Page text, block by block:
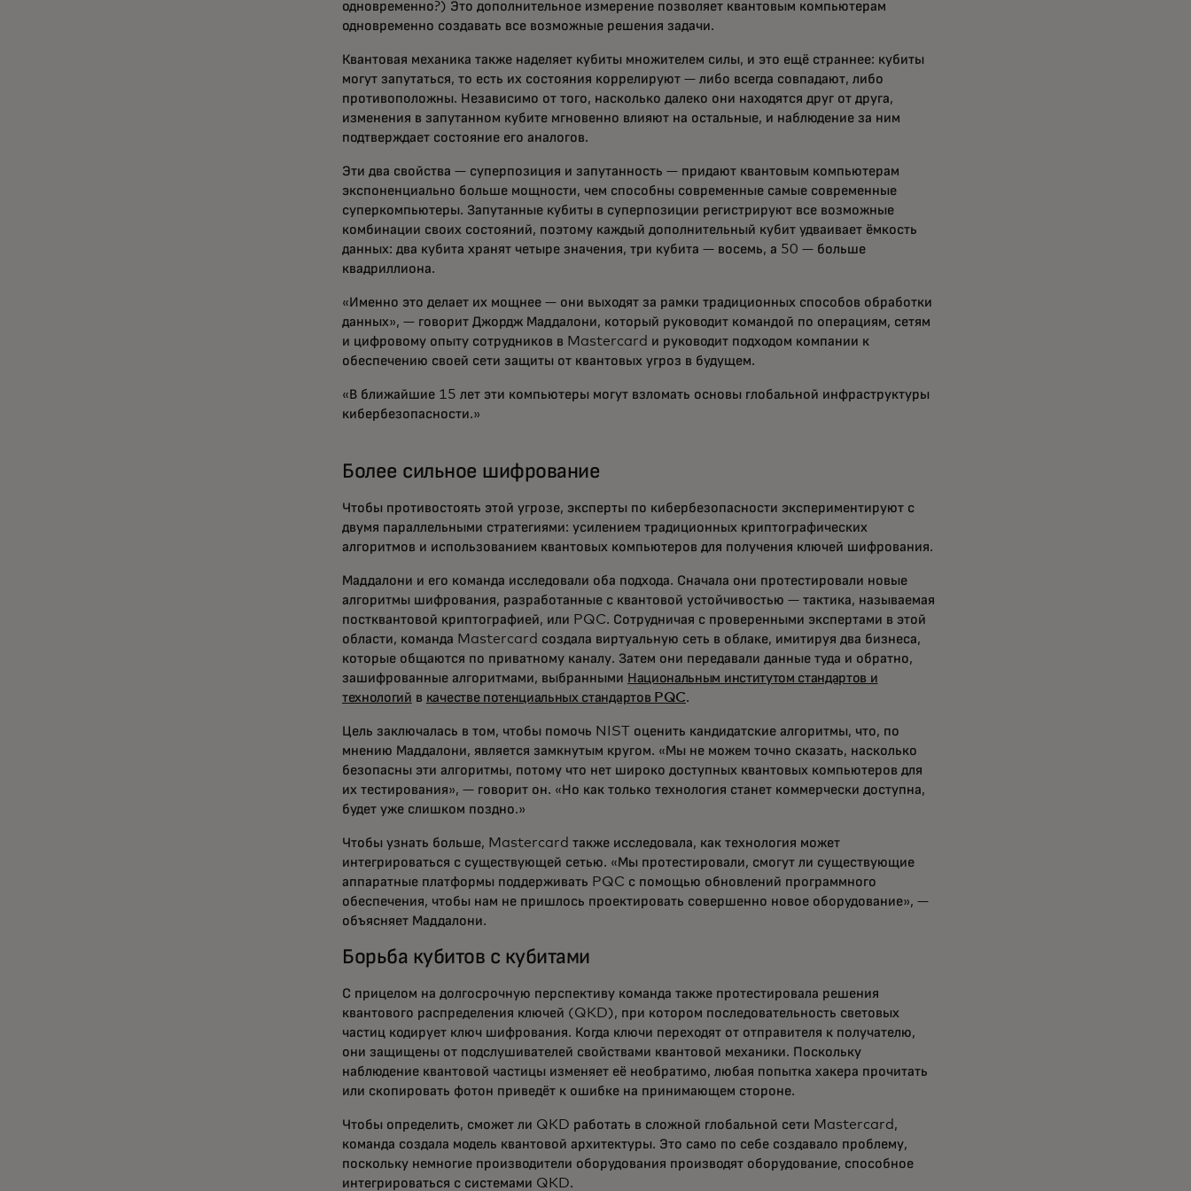
одновременно?) Это дополнительное измерение позволяет квантовым компьютерам
одновременно создавать все возможные решения задачи.
Квантовая механика также наделяет кубиты множителем силы, и это ещё страннее: кубиты
могут запутаться, то есть их состояния коррелируют — либо всегда совпадают, либо
противоположны. Независимо от того, насколько далеко они находятся друг от друга,
изменения в запутанном кубите мгновенно влияют на остальные, и наблюдение за ним
подтверждает состояние его аналогов.
Эти два свойства — суперпозиция и запутанность — придают квантовым компьютерам
экспоненциально больше мощности, чем способны современные самые современные
суперкомпьютеры. Запутанные кубиты в суперпозиции регистрируют все возможные
комбинации своих состояний, поэтому каждый дополнительный кубит удваивает ёмкость
данных: два кубита хранят четыре значения, три кубита — восемь, а 50 — больше
квадриллиона.
«Именно это делает их мощнее — они выходят за рамки традиционных способов обработки
данных», — говорит Джордж Маддалони, который руководит командой по операциям, сетям
и цифровому опыту сотрудников в Mastercard и руководит подходом компании к
обеспечению своей сети защиты от квантовых угроз в будущем.
«В ближайшие 15 лет эти компьютеры могут взломать основы глобальной инфраструктуры
кибербезопасности.»
Более сильное шифрование
Чтобы противостоять этой угрозе, эксперты по кибербезопасности экспериментируют с
двумя параллельными стратегиями: усилением традиционных криптографических
алгоритмов и использованием квантовых компьютеров для получения ключей шифрования.
Маддалони и его команда исследовали оба подхода. Сначала они протестировали новые
алгоритмы шифрования, разработанные с квантовой устойчивостью — тактика, называемая
постквантовой криптографией, или PQC. Сотрудничая с проверенными экспертами в этой
области, команда Mastercard создала виртуальную сеть в облаке, имитируя два бизнеса,
которые общаются по приватному каналу. Затем они передавали данные туда и обратно,
зашифрованные алгоритмами, выбранными Национальным институтом стандартов и
технологий в качестве потенциальных стандартов PQC.
Цель заключалась в том, чтобы помочь NIST оценить кандидатские алгоритмы, что, по
мнению Маддалони, является замкнутым кругом. «Мы не можем точно сказать, насколько
безопасны эти алгоритмы, потому что нет широко доступных квантовых компьютеров для
их тестирования», — говорит он. «Но как только технология станет коммерчески доступна,
будет уже слишком поздно.»
Чтобы узнать больше, Mastercard также исследовала, как технология может
интегрироваться с существующей сетью. «Мы протестировали, смогут ли существующие
аппаратные платформы поддерживать PQC с помощью обновлений программного
обеспечения, чтобы нам не пришлось проектировать совершенно новое оборудование», —
объясняет Маддалони.
Борьба кубитов с кубитами
С прицелом на долгосрочную перспективу команда также протестировала решения
квантового распределения ключей (QKD), при котором последовательность световых
частиц кодирует ключ шифрования. Когда ключи переходят от отправителя к получателю,
они защищены от подслушивателей свойствами квантовой механики. Поскольку
наблюдение квантовой частицы изменяет её необратимо, любая попытка хакера прочитать
или скопировать фотон приведёт к ошибке на принимающем стороне.
Чтобы определить, сможет ли QKD работать в сложной глобальной сети Mastercard,
команда создала модель квантовой архитектуры. Это само по себе создавало проблему,
поскольку немногие производители оборудования производят оборудование, способное
интегрироваться с системами QKD.